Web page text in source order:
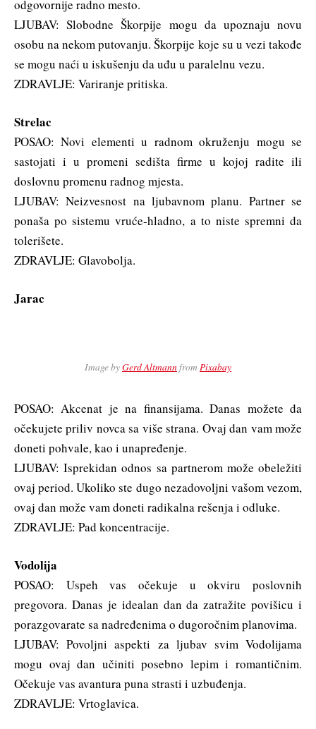
odgovornije radno mesto.
LJUBAV: Slobodne Škorpije mogu da upoznaju novu
osobu na nekom putovanju. Škorpije koje su u vezi takođe
se mogu naći u iskušenju da uđu u paralelnu vezu.
ZDRAVLJE: Variranje pritiska.
Strelac
POSAO: Novi elementi u radnom okruženju mogu se
sastojati i u promeni sedišta firme u kojoj radite ili
doslovnu promenu radnog mjesta.
LJUBAV: Neizvesnost na ljubavnom planu. Partner se
ponaša po sistemu vruće-hladno, a to niste spremni da
tolerišete.
ZDRAVLJE: Glavobolja.
Jarac
Image byGerd Altmannfrom Pixabay
POSAO: Akcenat je na finansijama. Danas možete da
očekujete priliv novca sa više strana. Ovaj dan vam može
doneti pohvale, kao i unapređenje.
LJUBAV: Isprekidan odnos sa partnerom može obeležiti
ovaj period. Ukoliko ste dugo nezadovoljni vašom vezom,
ovaj dan može vam doneti radikalna rešenja i odluke.
ZDRAVLJE: Pad koncentracije.
Vodolija
POSAO: Uspeh vas očekuje u okviru poslovnih
pregovora. Danas je idealan dan da zatražite povišicu i
porazgovarate sa nadređenima o dugoročnim planovima.
LJUBAV: Povoljni aspekti za ljubav svim Vodolijama
mogu ovaj dan učiniti posebno lepim i romantičnim.
Očekuje vas avantura puna strasti i uzbuđenja.
ZDRAVLJE: Vrtoglavica.